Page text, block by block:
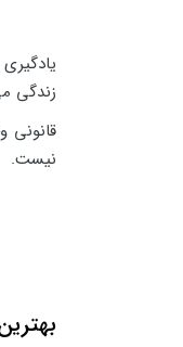
زندگی
قانونی
نیست.